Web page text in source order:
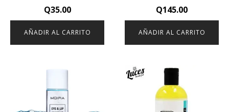
Q35.00
AÑADIR AL CARRITO
Q145.00
AÑADIR AL CARRITO